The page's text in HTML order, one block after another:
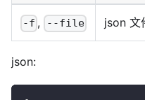
-f , --file json 文
json: